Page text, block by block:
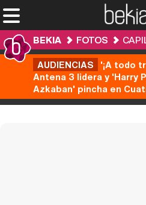
BEKIA FOTOS
AUDIENCIAS '¡A todo
Antena 3 lidera y 'Harry
Azkaban' pincha en